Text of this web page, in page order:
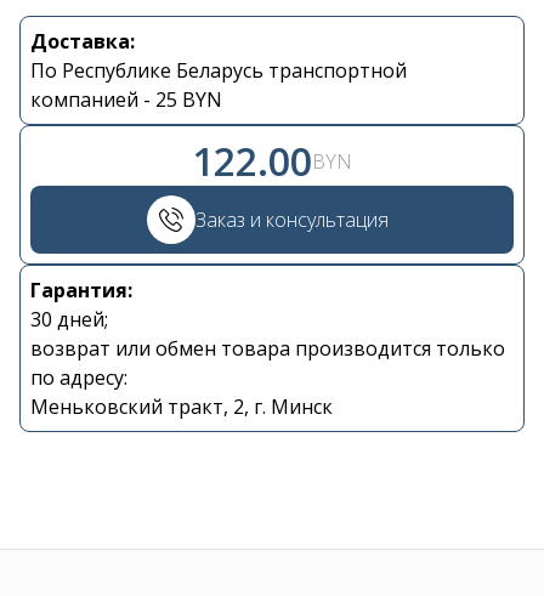
Доставка:
По Республике Беларусь транспортной
компанией - 25 BYN
122.00BYN
Заказ и консультация
Гарантия:
30 дней;
возврат или обмен товара производится только
по адресу:
Меньковский тракт, 2, г. Минск
Контакты
+375 29 870 15 80
Viber
shupik21@bk.ru